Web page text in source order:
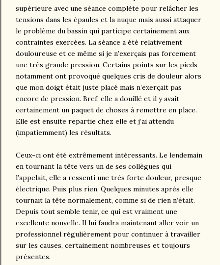
supérieure avec une séance complète pour relâcher les
tensions dans les épaules et la nuque mais aussi attaquer
le problème du bassin qui participe certainement aux
contraintes exercées. La séance a été relativement
douloureuse et ce même si je n’exerçais pas forcement
une très grande pression. Certains points sur les pieds
notamment ont provoqué quelques cris de douleur alors
que mon doigt était juste placé mais n’exerçait pas
encore de pression. Bref, elle a douillé et il y avait
certainement un paquet de choses à remettre en place.
Elle est ensuite repartie chez elle et j’ai attendu
(impatiemment) les résultats.
Ceux-ci ont été extrêmement intéressants. Le lendemain
en tournant la tête vers un de ses collègues qui
l’appelait, elle a ressenti une très forte douleur, presque
électrique. Puis plus rien. Quelques minutes après elle
tournait la tête normalement, comme si de rien n’était.
Depuis tout semble tenir, ce qui est vraiment une
excellente nouvelle. Il lui faudra maintenant aller voir un
professionnel régulièrement pour continuer à travailler
sur les causes, certainement nombreuses et toujours
présentes.